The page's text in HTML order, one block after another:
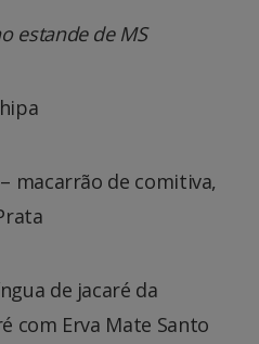
estande de MS
macarrão de comitiva,
de jacaré da
com Erva Mate Santo